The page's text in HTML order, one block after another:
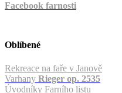
Facebook farnosti
Oblíbené
Rekreace na faře v Janově
Varhany Rieger op. 2535
Úvodníky Farního listu